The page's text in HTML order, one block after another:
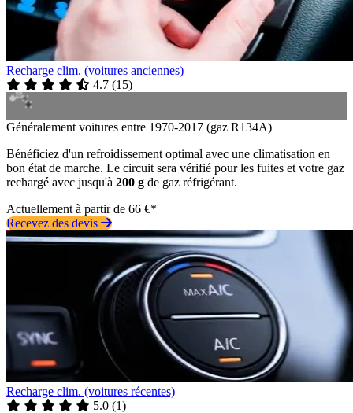
Recharge clim. (voitures anciennes)
4.7 (15)
Généralement voitures entre 1970-2017 (gaz R134A)
Bénéficiez d'un refroidissement optimal avec une climatisation en
bon état de marche. Le circuit sera vérifié pour les fuites et votre gaz
rechargé avec jusqu'à 200 g de gaz réfrigérant.
Actuellement à partir de 66 €*
Recevez des devis
Recharge clim. (voitures récentes)
5.0 (1)